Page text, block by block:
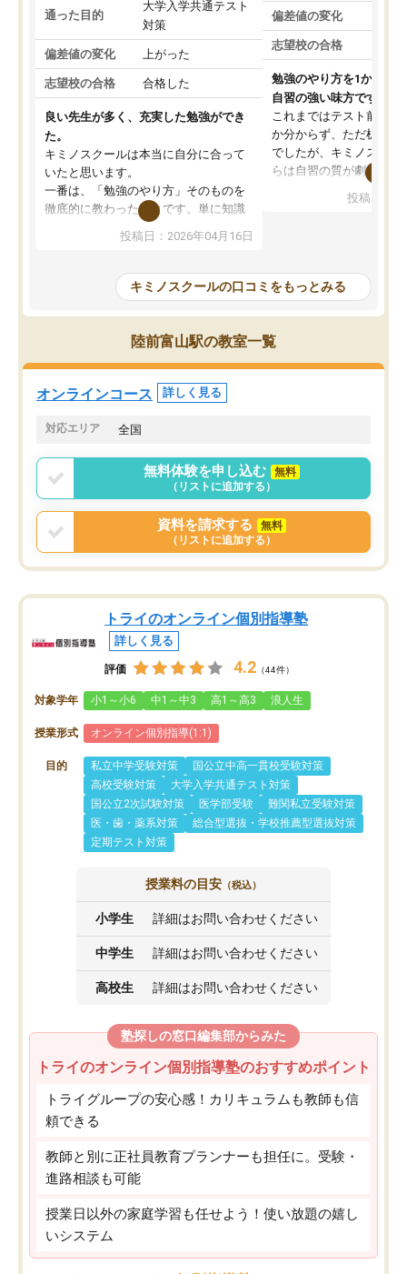
通った目的
大学入学共通テスト
対策
偏差値の変化 上がった
志望校の合格 合格した
良い先生が多く、充実した勉強ができ
た。
キミノスクールは本当に自分に合って
いたと思います。
一番は、「勉強のやり方」そのものを
徹底的に教わったことです。単に知識
を詰め込むのではなく、自学自習の習
慣が身につくよう並走してくれるの
はなくなりました。
講師の方との距離も近く、親身なコー
チングのおかげで、停滞期もモチベー
ションを維持できました。「やらされ
る勉強」から「目標のための勉強」へ
意識が変わったことが、目標校への合
投稿日：2026年04月16日
偏差値の変化
志望校の合格
勉強のやり方を1から教
自習の強い味方です。
これまではテスト前に何
か分からず、ただ机に座
でしたが、キミノスクー
らは自習の質が劇的に変
を明確にしてくれるの
の仕方をコーチングして
ルなので、家での学習習
身につきました。結果と
た英語の偏差値が10以上
していた公立高校に無事
た。自分から学ぶ姿勢を
投稿日：
キミノスクールの口コミをもっとみる
陸前富山駅の教室一覧
オンラインコース 詳しく見る
対応エリア 全国
無料体験を申し込む
無料
（リストに追加する）
資料を請求する
無料
（リストに追加する）
トライのオンライン個別指導塾
詳しく見る
評価 4.2 （44件）
対象学年 小1～小6 中1～中3 高1～高3 浪人生
授業形式 オンライン個別指導(1:1)
目的 私立中学受験対策
国公立中高一貫校受験対策
高校受験対策
大学入学共通テスト対策
国公立2次試験対策
医学部受験
難関私立受験対策
医・歯・薬系対策
総合型選抜・学校推薦型選抜対策
定期テスト対策
授業料の目安 （税込）
小学生 詳細はお問い合わせください
中学生 詳細はお問い合わせください
高校生 詳細はお問い合わせください
塾探しの窓口編集部からみた
トライのオンライン個別指導塾のおすすめポイント
トライグループの安心感！カリキュラムも教師も信
頼できる
教師と別に正社員教育プランナーも担任に。受験・
進路相談も可能
授業日以外の家庭学習も任せよう！使い放題の嬉し
いシステム